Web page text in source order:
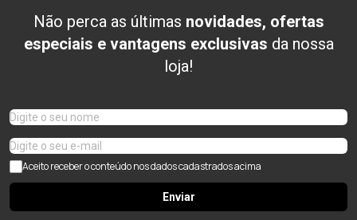
Não perca as últimas novidades, ofertas
especiais e vantagens exclusivas da nossa
loja!
Aceito receber o conteúdo nos dados cadastrados acima
Enviar